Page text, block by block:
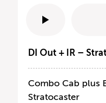
DI Out + IR –
Combo Cab plus
Stratocaster